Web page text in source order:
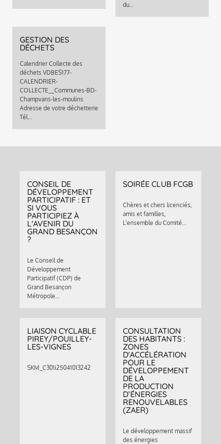
du…
GESTION DES
DÉCHETS
Calendrier Collecte des
déchets VDBES177-
CALENDRIER-
COLLECTE__Communes-BD-
Champvans-les-moulins
Adresse de votre déchetterie
Tél…
CONSEIL DE
DÉVELOPPEMENT
PARTICIPATIF : ET
SI VOUS
PARTICIPIEZ À
L'AVENIR DU
GRAND BESANÇON
?
Le Conseil de
Développement
Participatif (CDP) de
Grand Besançon
Métropole…
SOIRÉE CLUB FCGB
Chères et chers licenciés,
amis et familles,
L’ensemble du Comité…
LIAISON CYCLABLE
PIREY/POUILLEY-
LES-VIGNES
SKM_C301i25041013242
CONSULTATION
DES HABITANTS :
ZONES
D'ACCÉLÉRATION
POUR LE
DÉVELOPPEMENT
DE LA
PRODUCTION
D’ÉNERGIES
RENOUVELABLES
(ZAER)
Le développement massif
des énergies